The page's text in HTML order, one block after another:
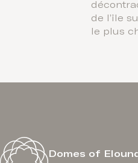
de l’île
le plus
Domes of